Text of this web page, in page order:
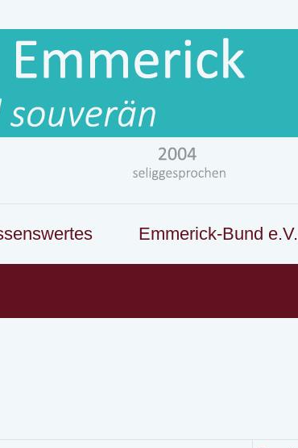
Emmerick-Bund e.V.